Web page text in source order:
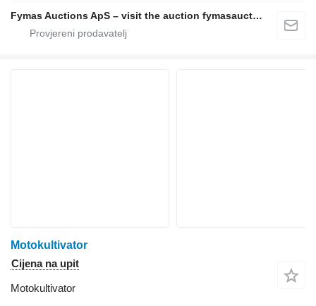
Fymas Auctions ApS – visit the auction fymasauctions.dk
Motokultivator
Cijena na upit
Motokultivator